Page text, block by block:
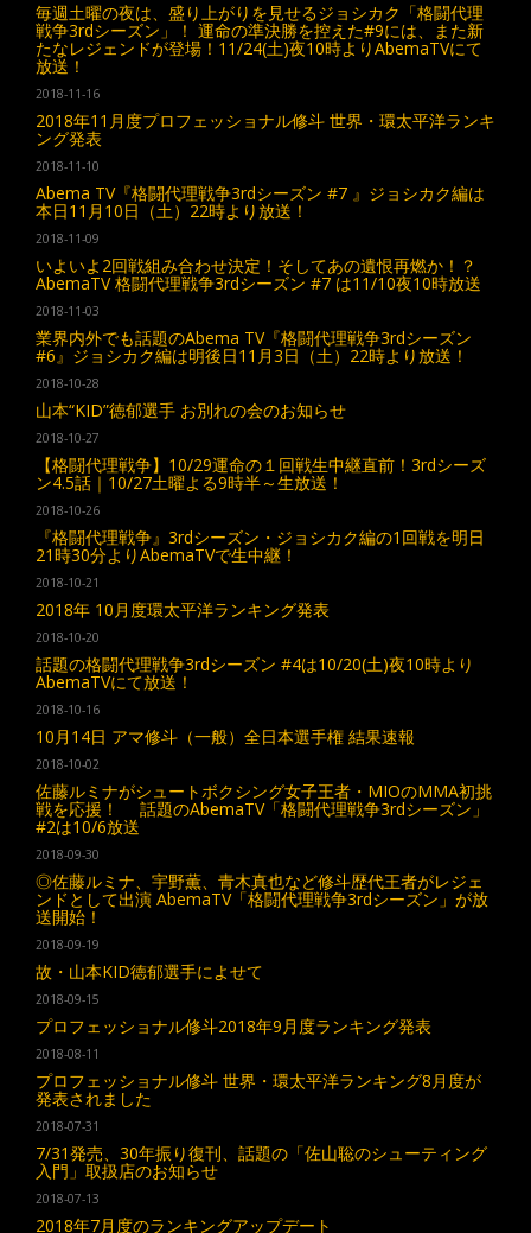
毎週土曜の夜は、盛り上がりを見せるジョシカク「格闘代理
戦争3rdシーズン」！ 運命の準決勝を控えた#9には、また新
たなレジェンドが登場！11/24(土)夜10時よりAbemaTVにて
放送！
2018-11-16
2018年11月度プロフェッショナル修斗 世界・環太平洋ランキ
ング発表
2018-11-10
Abema TV『格闘代理戦争3rdシーズン #7 』ジョシカク編は
本日11月10日（土）22時より放送！
2018-11-09
いよいよ2回戦組み合わせ決定！そしてあの遺恨再燃か！？
AbemaTV 格闘代理戦争3rdシーズン #7 は11/10夜10時放送
2018-11-03
業界内外でも話題のAbema TV『格闘代理戦争3rdシーズン
#6』ジョシカク編は明後日11月3日（土）22時より放送！
2018-10-28
山本“KID”徳郁選手 お別れの会のお知らせ
2018-10-27
【格闘代理戦争】10/29運命の１回戦生中継直前！3rdシーズ
ン4.5話｜10/27土曜よる9時半～生放送！
2018-10-26
『格闘代理戦争』3rdシーズン・ジョシカク編の1回戦を明日
21時30分よりAbemaTVで生中継！
2018-10-21
2018年 10月度環太平洋ランキング発表
2018-10-20
話題の格闘代理戦争3rdシーズン #4は10/20(土)夜10時より
AbemaTVにて放送！
2018-10-16
10月14日 アマ修斗（一般）全日本選手権 結果速報
2018-10-02
佐藤ルミナがシュートボクシング女子王者・MIOのMMA初挑
戦を応援！ 話題のAbemaTV「格闘代理戦争3rdシーズン」
#2は10/6放送
2018-09-30
◎佐藤ルミナ、宇野薫、青木真也など修斗歴代王者がレジェ
ンドとして出演 AbemaTV「格闘代理戦争3rdシーズン」が放
送開始！
2018-09-19
故・山本KID徳郁選手によせて
2018-09-15
プロフェッショナル修斗2018年9月度ランキング発表
2018-08-11
プロフェッショナル修斗 世界・環太平洋ランキング8月度が
発表されました
2018-07-31
7/31発売、30年振り復刊、話題の「佐山聡のシューティング
入門」取扱店のお知らせ
2018-07-13
2018年7月度のランキングアップデート